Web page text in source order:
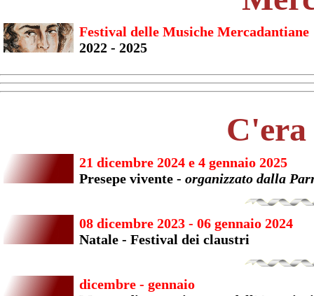
Festival delle Musiche Mercadantiane
2022 - 2025
C'era
21 dicembre 2024 e 4 gennaio 2025
Presepe vivente - organizzato dalla
08 dicembre 2023 - 06 gennaio 2024
Natale - Festival dei claustri
dicembre - gennaio